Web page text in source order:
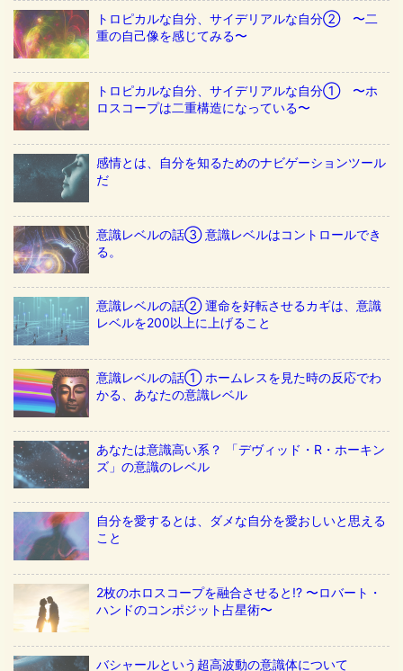
トロピカルな自分、サイデリアルな自分② 〜二
重の自己像を感じてみる〜
トロピカルな自分、サイデリアルな自分① 〜ホ
ロスコープは二重構造になっている〜
感情とは、自分を知るためのナビゲーションツール
だ
意識レベルの話③ 意識レベルはコントロールでき
る。
意識レベルの話② 運命を好転させるカギは、意識
レベルを200以上に上げること
意識レベルの話① ホームレスを見た時の反応でわ
かる、あなたの意識レベル
あなたは意識高い系？ 「デヴィッド・R・ホーキン
ズ」の意識のレベル
自分を愛するとは、ダメな自分を愛おしいと思える
こと
2枚のホロスコープを融合させると!? 〜ロバート・
ハンドのコンポジット占星術〜
バシャールという超高波動の意識体について